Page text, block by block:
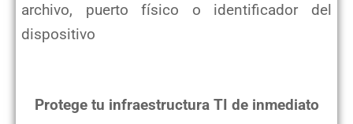
archivo, puerto físico o identificador del
dispositivo
Protege tu infraestructura TI de inmediato